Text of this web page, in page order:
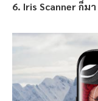
6. Iris Scanner ก็มา